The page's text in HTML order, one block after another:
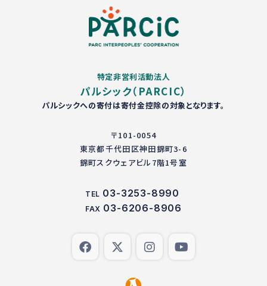
特定非営利活動法人
パルシック（PARCIC）
パルシックへの寄付は寄付金控除の対象となります。
〒101-0054
東京都千代田区神田錦町3-6
錦町スクウェアビル7階1号室
TEL 03-3253-8990
FAX 03-6206-8906